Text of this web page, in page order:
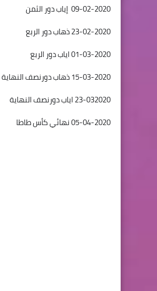
09-02-2020 إياب دور الثمن
23-02-2020 ذهاب دور الربع
01-03-2020 اياب دور الربع
15-03-2020 ذهاب دورنصف النهاية
23-032020 اياب دورنصف النهاية
05-04-2020 نهائي كأس طاطا